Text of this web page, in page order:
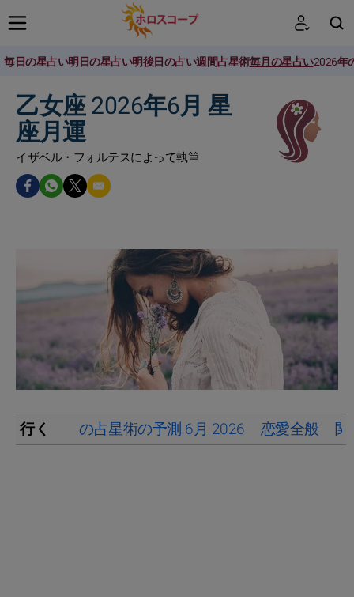
毎日の星占い明日の星占い明後日の占い週間占星術毎月の星占い2026年
乙女座 2026年6月 星
座月運
イザベル・フォルテスによって執筆
行く の占星術の予測 6月 2026 恋愛全般 関